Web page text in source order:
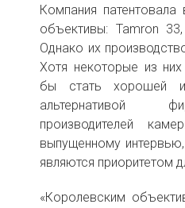
Компания
объективы: Tamron
Однако их
Хотя некоторые из них
бы стать хорошей
альтернативой
производителей
выпущенному
являются приоритетом
«Королевским